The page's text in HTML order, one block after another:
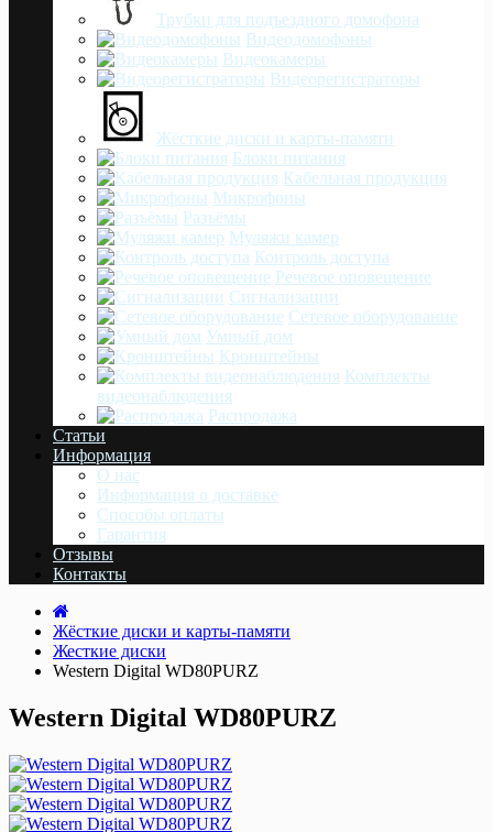
Трубки для подъездного домофона
Видеодомофоны
Видеокамеры
Видеорегистраторы
Жёсткие диски и карты-памяти
Блоки питания
Кабельная продукция
Микрофоны
Разъёмы
Муляжи камер
Контроль доступа
Речевое оповещение
Сигнализации
Сетевое оборудование
Умный дом
Кронштейны
Комплекты
видеонаблюдения
Распродажа
Статьи
Информация
О нас
Информация о доставке
Cпособы оплаты
Гарантия
Отзывы
Контакты
Жёсткие диски и карты-памяти
Жесткие диски
Western Digital WD80PURZ
Western Digital WD80PURZ